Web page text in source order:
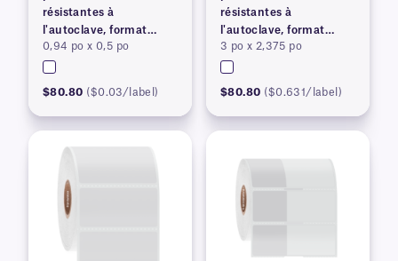
résistantes à
l'autoclave, format
lettre américain
0,94 po x 0,5 po
$80.80 ($0.03/label)
résistantes à
l'autoclave, format
lettre américain
3 po x 2,375 po
$80.80 ($0.631/label)